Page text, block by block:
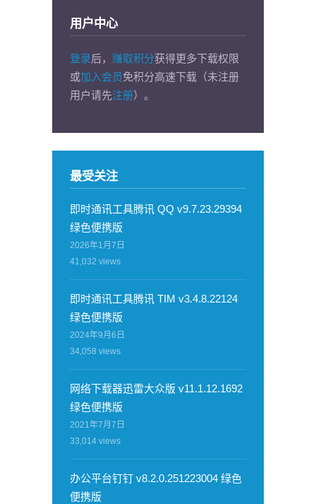
用户中心
登录后， 赚取积分获得更多下载权限
或加入会员免积分高速下载（未注册
用户请先注册）。
最受关注
即时通讯工具腾讯 QQ v9.7.23.29394
绿色便携版
2026年1月7日
41,032 views
即时通讯工具腾讯 TIM v3.4.8.22124
绿色便携版
2024年9月6日
34,058 views
网络下载器迅雷大众版 v11.1.12.1692
绿色便携版
2021年7月7日
33,014 views
办公平台钉钉 v8.2.0.251223004 绿色
便携版